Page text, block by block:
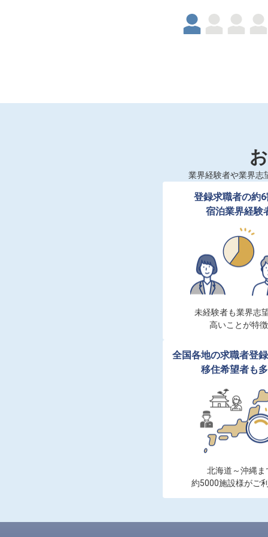
業界経験者や業界志
登録求職者の約
宿泊業界経験
未経験者も業界志
高いことが特徴
全国各地の求職者登
移住希望者も
北海道～沖縄ま
約5000施設様がご